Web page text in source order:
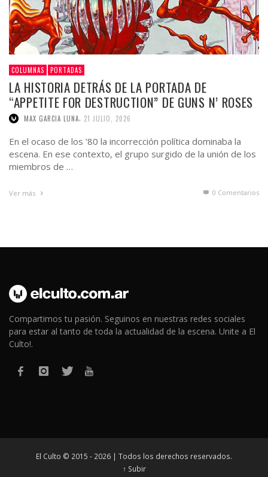
COLUMNAS PORTADAS
LA HISTORIA DETRÁS DE LA PORTADA DE
“APPETITE FOR DESTRUCTION” DE GUNS N’ ROSES
MAX GARCIA LUNA 21 JULIO, 2026
En el ocaso de los ’80 la incorrección política dominaba la
escena. En ese contexto, el grupo surgido de la unión de los
miembros de …
Ver más 0 Comentarios
Compartimos tu pasión. Seguinos en nuestras redes sociales
para estar al tanto de toda la actualidad de la escena. Unite a El
Culto!.
El Culto © 2015 - 2026 | Todos los derechos reservados.
↑ Subir